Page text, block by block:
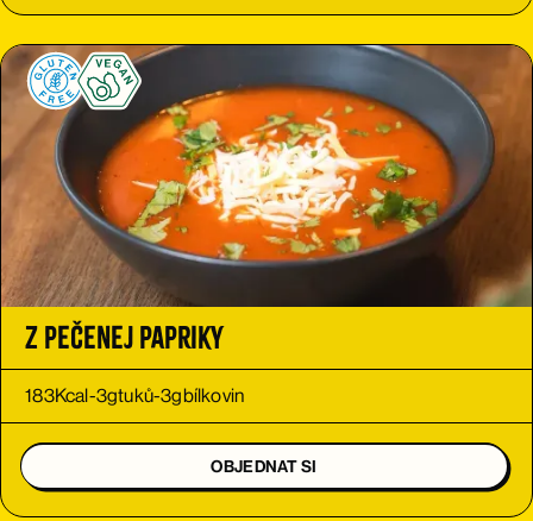
Z pečenej papriky
183Kcal-3gtuků-3gbílkovin
OBJEDNAT SI